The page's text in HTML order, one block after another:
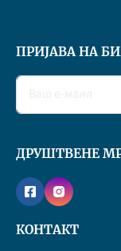
ПРИЈАВА НА
ДРУШТВЕНЕ
КОНТАКТ